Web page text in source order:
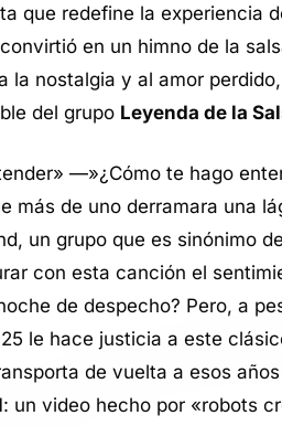
que redefine la experiencia
en un himno de la
la nostalgia y al amor
del grupo Leyenda de la
—»¿Cómo te hago
de uno derramara una
un grupo que es sinónimo
con esta canción el
de despecho? Pero, a
le hace justicia a este
de vuelta a esos
: un video hecho por «robots